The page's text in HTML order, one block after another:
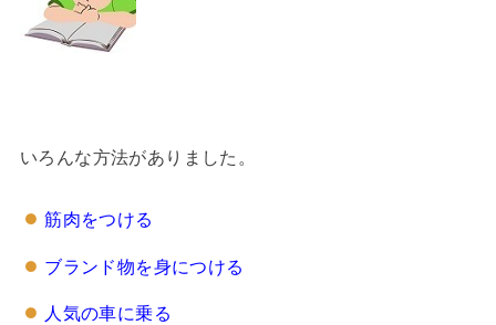
いろんな方法がありました。
筋肉をつける
ブランド物を身につける
人気の車に乗る